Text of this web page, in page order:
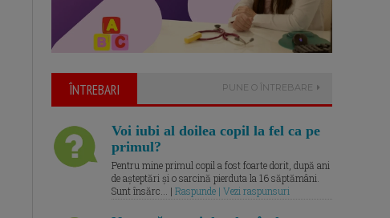
ÎNTREBARI PUNE O ÎNTREBARE
Voi iubi al doilea copil la fel ca pe
primul?
Pentru mine primul copil a fost foarte dorit, după ani
de așteptări și o sarcină pierduta la 16 săptămâni.
Sunt însărc... | Raspunde | Vezi raspunsuri